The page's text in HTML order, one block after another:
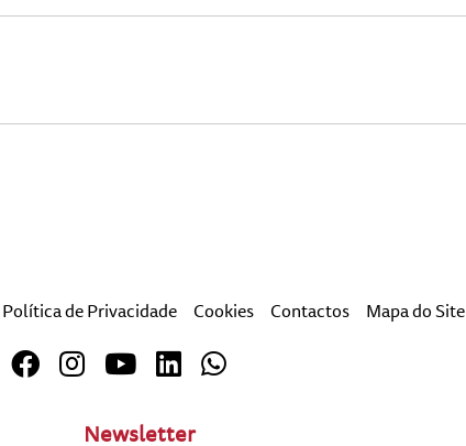
Política de Privacidade Cookies Contactos Mapa do Site
Newsletter